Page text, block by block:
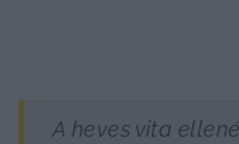
A heves vita